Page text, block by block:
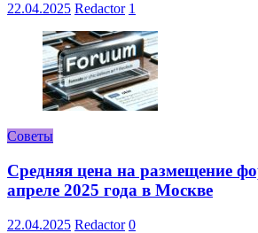
22.04.2025 Redactor 1
Советы
Средняя цена на размещение
апреле 2025 года в Москве
22.04.2025 Redactor 0